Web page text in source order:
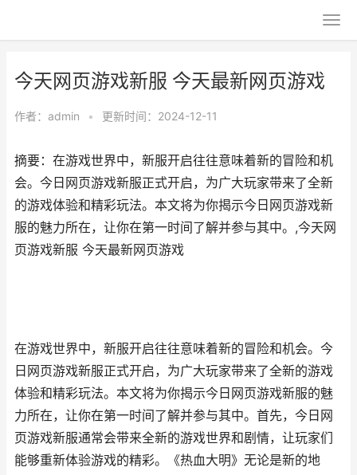
今天网页游戏新服 今天最新网页游戏
作者： admin • 更新时间：2024-12-11
摘要：在游戏世界中，新服开启往往意味着新的冒险和机
会。今日网页游戏新服正式开启，为广大玩家带来了全新
的游戏体验和精彩玩法。本文将为你揭示今日网页游戏新
服的魅力所在，让你在第一时间了解并参与其中。,今天网
页游戏新服 今天最新网页游戏
在游戏世界中，新服开启往往意味着新的冒险和机会。今
日网页游戏新服正式开启，为广大玩家带来了全新的游戏
体验和精彩玩法。本文将为你揭示今日网页游戏新服的魅
力所在，让你在第一时间了解并参与其中。首先，今日网
页游戏新服通常会带来全新的游戏世界和剧情，让玩家们
能够重新体验游戏的精彩。《热血大明》无论是新的地